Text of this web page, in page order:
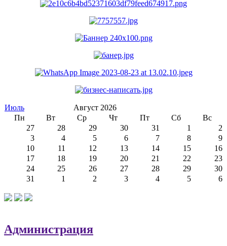
Июль
Август 2026
Пн
Вт Ср Чт Пт Сб
Вс
27
28 29 30 31 1
2
3
4 5 6 7 8
9
10
11 12 13 14 15
16
17
18 19 20 21 22
23
24
25 26 27 28 29
30
31
1 2 3 4 5 6
Администрация